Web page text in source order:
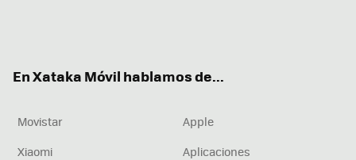
En Xataka Móvil hablamos de...
Movistar
Apple
Xiaomi
Aplicaciones